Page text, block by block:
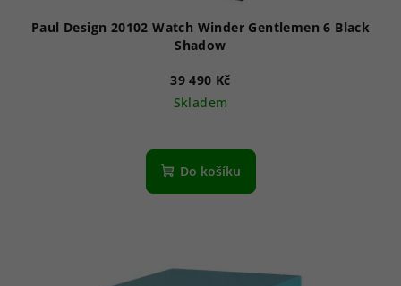
Paul Design 20102 Watch Winder Gentlemen 6 Black
Shadow
39 490 Kč
Skladem
Do košíku